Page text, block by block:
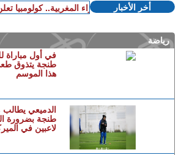
+ قضية الصحراء المغربية.. كولومبيا
أخر الأخبار
رياضة
في أول مباراة
طنجة يتذوق طعم
هذا الموسم
الدميعي
لاعبين في